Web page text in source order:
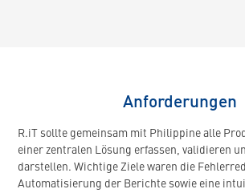
Anforderungen
R.iT sollte gemeinsam mit Philippine alle
einer zentralen Lösung erfassen, validieren
darstellen. Wichtige Ziele waren die
Automatisierung der Berichte sowie eine